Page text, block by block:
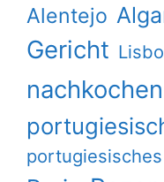
Alentejo
Gericht
nachkochen